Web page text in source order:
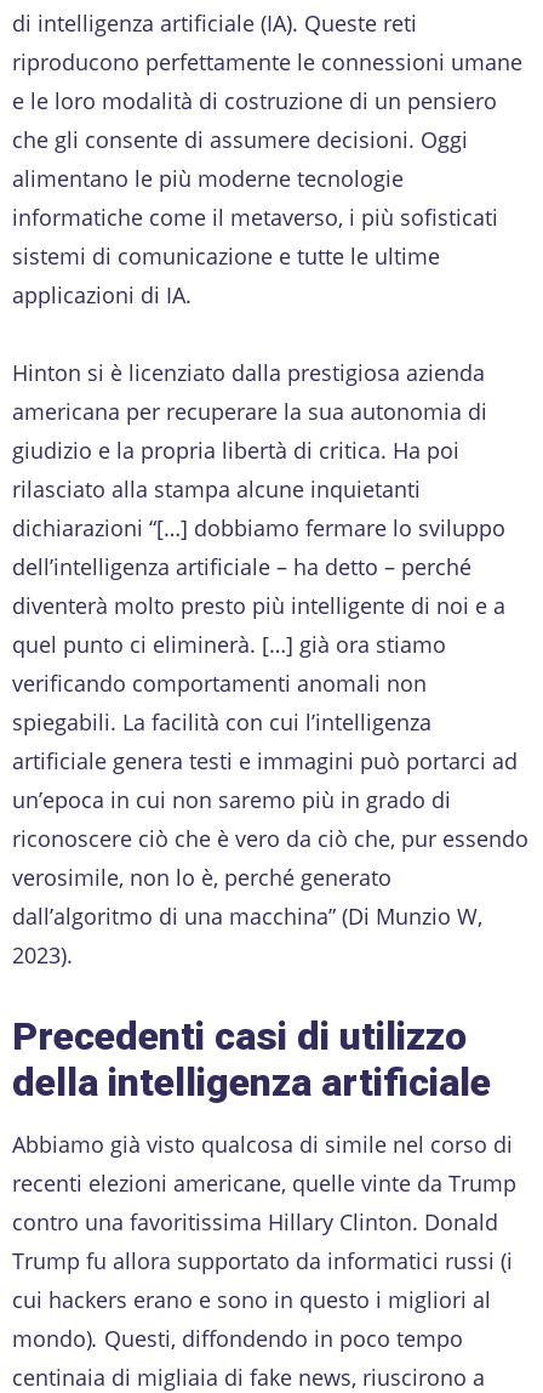
di intelligenza artificiale (IA). Queste reti
riproducono perfettamente le connessioni umane
e le loro modalità di costruzione di un pensiero
che gli consente di assumere decisioni. Oggi
alimentano le più moderne tecnologie
informatiche come il metaverso, i più sofisticati
sistemi di comunicazione e tutte le ultime
applicazioni di IA.
Hinton si è licenziato dalla prestigiosa azienda
americana per recuperare la sua autonomia di
giudizio e la propria libertà di critica. Ha poi
rilasciato alla stampa alcune inquietanti
dichiarazioni “[…] dobbiamo fermare lo sviluppo
dell’intelligenza artificiale – ha detto – perché
diventerà molto presto più intelligente di noi e a
quel punto ci eliminerà. […] già ora stiamo
verificando comportamenti anomali non
spiegabili. La facilità con cui l’intelligenza
artificiale genera testi e immagini può portarci ad
un’epoca in cui non saremo più in grado di
riconoscere ciò che è vero da ciò che, pur essendo
verosimile, non lo è, perché generato
dall’algoritmo di una macchina” (Di Munzio W,
2023).
Precedenti casi di utilizzo
della intelligenza artificiale
Abbiamo già visto qualcosa di simile nel corso di
recenti elezioni americane, quelle vinte da Trump
contro una favoritissima Hillary Clinton. Donald
Trump fu allora supportato da informatici russi (i
cui hackers erano e sono in questo i migliori al
mondo). Questi, diffondendo in poco tempo
centinaia di migliaia di fake news, riuscirono a